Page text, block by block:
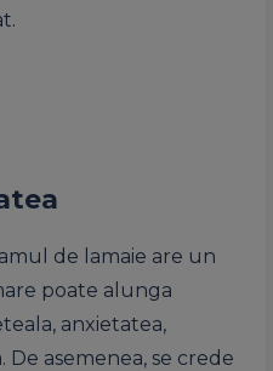
de lamaie are un
poate alunga
anxietatea,
asemenea, se crede